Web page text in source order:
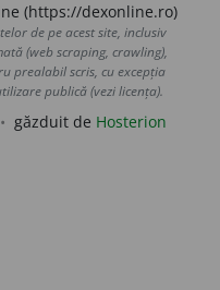
(https://dexonline.ro)
de pe acest site, inclusiv
(web scraping, crawling),
prealabil scris, cu excepția
publică (vezi licența).
găzduit de Hosterion